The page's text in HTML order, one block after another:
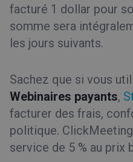
facturé 1 dollar pour
somme sera
les jours suivants.
Sachez que si vous
Webinaires payants,
facturer des frais,
politique.
service de 5 % au prix